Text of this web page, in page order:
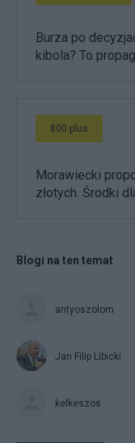
Burza po
kibola? To
800 plus
Morawiecki
złotych. Środki
Blogi na ten temat
antyoszolom
Jan Filip Libicki
kelkeszos